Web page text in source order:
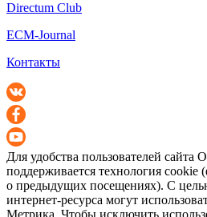
Directum Club
ECM-Journal
Контакты
Для удобства пользователей сайта
поддерживается технология
о предыдущих посещениях). С
интернет-ресурса могут